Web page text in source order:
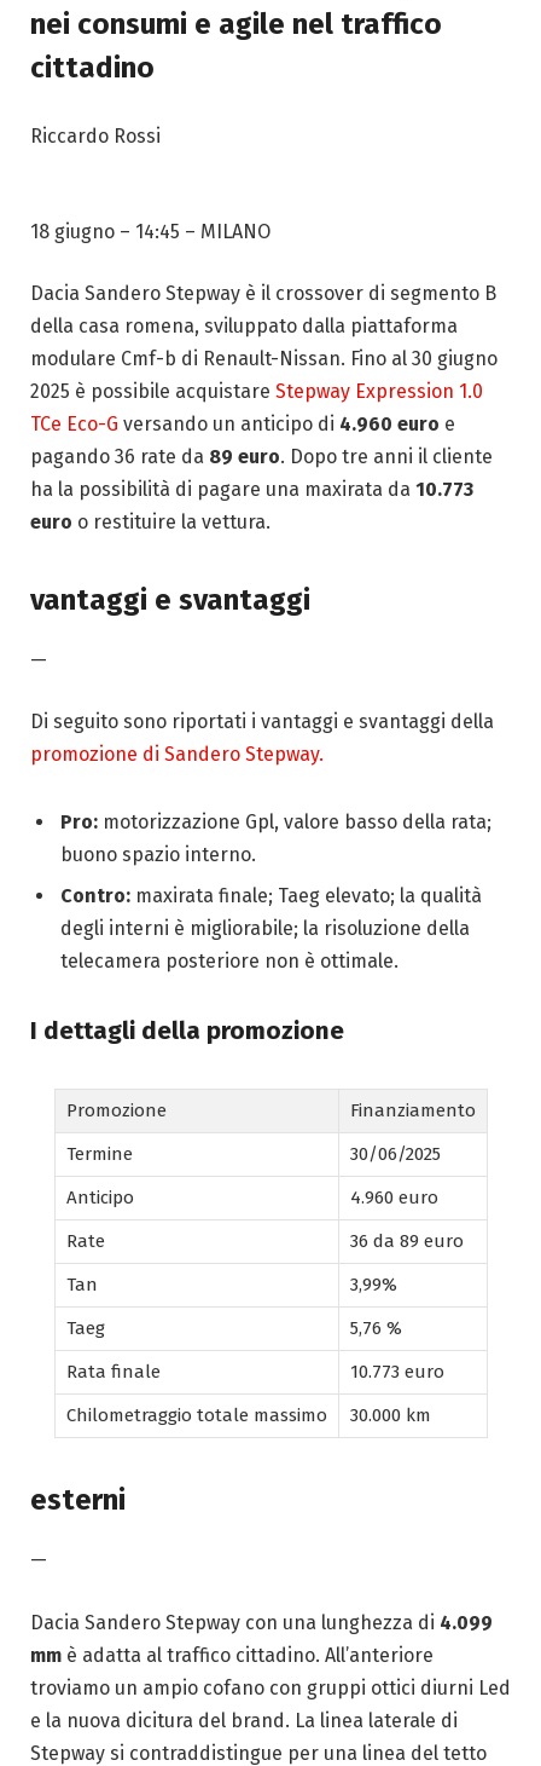
nei consumi e agile nel traffico
cittadino
Riccardo Rossi
18 giugno – 14:45 – MILANO
Dacia Sandero Stepway è il crossover di segmento B
della casa romena, sviluppato dalla piattaforma
modulare Cmf-b di Renault-Nissan. Fino al 30 giugno
2025 è possibile acquistare Stepway Expression 1.0
TCe Eco-G versando un anticipo di 4.960 euro e
pagando 36 rate da 89 euro. Dopo tre anni il cliente
ha la possibilità di pagare una maxirata da 10.773
euro o restituire la vettura.
vantaggi e svantaggi
—
Di seguito sono riportati i vantaggi e svantaggi della
promozione di Sandero Stepway.
Pro: motorizzazione Gpl, valore basso della rata;
buono spazio interno.
Contro: maxirata finale; Taeg elevato; la qualità
degli interni è migliorabile; la risoluzione della
telecamera posteriore non è ottimale.
I dettagli della promozione
Promozione
Finanziamento
Termine
30/06/2025
Anticipo
4.960 euro
Rate
36 da 89 euro
Tan
3,99%
Taeg
5,76 %
Rata finale
10.773 euro
Chilometraggio totale massimo
30.000 km
esterni
—
Dacia Sandero Stepway con una lunghezza di 4.099
mm è adatta al traffico cittadino. All’anteriore
troviamo un ampio cofano con gruppi ottici diurni Led
e la nuova dicitura del brand. La linea laterale di
Stepway si contraddistingue per una linea del tetto